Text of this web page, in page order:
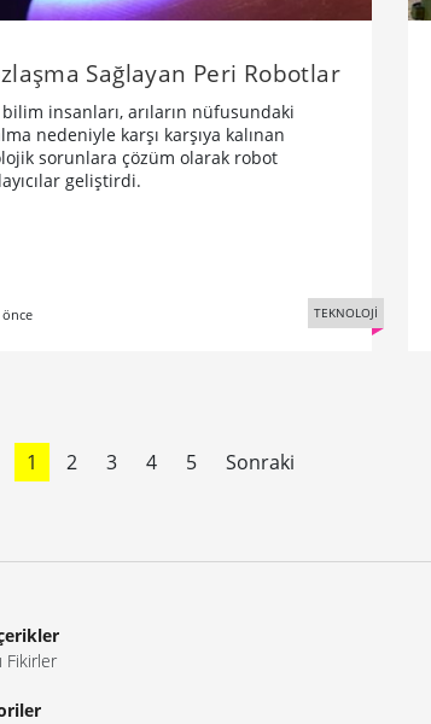
Sağlayan Peri Robotlar
bilim insanları, arıların nüfusundaki
nedeniyle karşı karşıya kalınan
sorunlara çözüm olarak robot
geliştirdi.
önce TEKNOLOJİ
1 2 3 4 5 Sonraki
Fikirler